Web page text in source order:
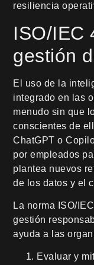
resiliencia
ISO/IEC
gestión
El uso de la
integrado en las
menudo sin que
conscientes de
ChatGPT o
por empleados
plantea nuevos
de los datos y el
La norma ISO/
gestión
ayuda a las
Evaluar y